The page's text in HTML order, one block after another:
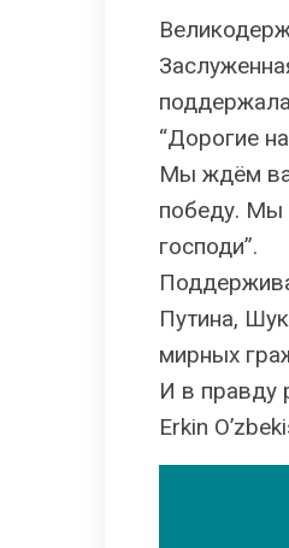
“Дорогие
Мы ждём
победу. Мы
господи”.
Путина,
мирных
И в правду
Erkin